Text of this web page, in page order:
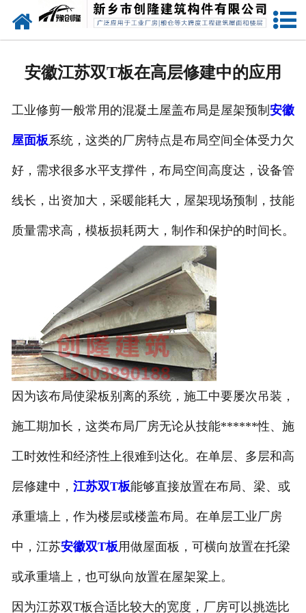
网站首页
资质荣誉
成功案例
联系我们
安徽江苏双T板在高层修建中的应用
工业修剪一般常用的混凝土屋盖布局是屋架预制 安徽
屋面板系统，这类的厂房特点是布局空间全体受力欠
好，需求很多水平支撑件，布局空间高度达，设备管
线长，出资加大，采暖能耗大，屋架现场预制，技能
质量需求高，模板损耗两大，制作和保护的时间长。
因为该布局使梁板别离的系统，施工中要屡次吊装，
施工期加长，这类布局厂房无论从技能******性、施
工时效性和经济性上很难到达化。在单层、多层和高
层修建中， 江苏双T板能够直接放置在布局、梁、或
承重墙上，作为楼层或楼盖布局。在单层工业厂房
中，江苏安徽双T板用做屋面板，可横向放置在托梁
或承重墙上，也可纵向放置在屋架粱上。
因为江苏双T板合适比较大的宽度，厂房可以挑选比